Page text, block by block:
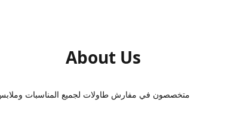
About Us
متخصصون في مفارش طاولات لجميع المناسبات